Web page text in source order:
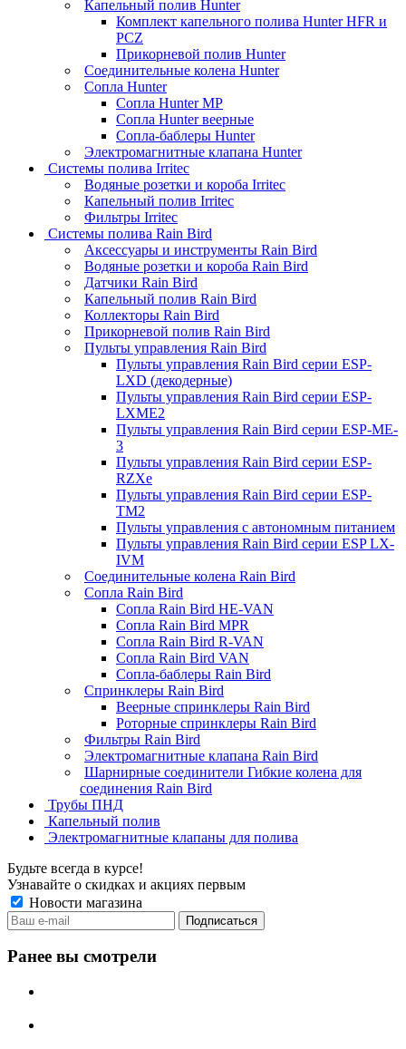
Капельный полив Hunter
Комплект капельного полива Hunter HFR и
PCZ
Прикорневой полив Hunter
Соединительные колена Hunter
Сопла Hunter
Сопла Hunter MP
Сопла Hunter веерные
Сопла-баблеры Hunter
Электромагнитные клапана Hunter
Системы полива Irritec
Водяные розетки и короба Irritec
Капельный полив Irritec
Фильтры Irritec
Системы полива Rain Bird
Аксессуары и инструменты Rain Bird
Водяные розетки и короба Rain Bird
Датчики Rain Bird
Капельный полив Rain Bird
Коллекторы Rain Bird
Прикорневой полив Rain Bird
Пульты управления Rain Bird
Пульты управления Rain Bird серии ESP-
LXD (декодерные)
Пульты управления Rain Bird серии ESP-
LXME2
Пульты управления Rain Bird серии ESP-ME-
3
Пульты управления Rain Bird серии ESP-
RZXe
Пульты управления Rain Bird серии ESP-
TM2
Пульты управления с автономным питанием
Пульты управления Rain Bird серии ESP LX-
IVM
Соединительные колена Rain Bird
Сопла Rain Bird
Сопла Rain Bird HE-VAN
Сопла Rain Bird MPR
Сопла Rain Bird R-VAN
Сопла Rain Bird VAN
Сопла-баблеры Rain Bird
Спринклеры Rain Bird
Веерные спринклеры Rain Bird
Роторные спринклеры Rain Bird
Фильтры Rain Bird
Электромагнитные клапана Rain Bird
Шарнирные соединители Гибкие колена для
соединения Rain Bird
Трубы ПНД
Капельный полив
Электромагнитные клапаны для полива
Будьте всегда в курсе!
Узнавайте о скидках и акциях первым
Новости магазина
Ранее вы смотрели